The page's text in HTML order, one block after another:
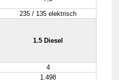
235 / 135 elektrisch
1.5 Diesel
4
1.498